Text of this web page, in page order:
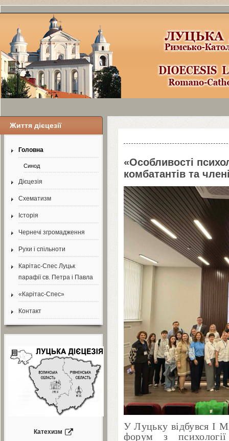
Життя дієцезії
Головна
Синод
Дієцезія
Схематизм
Історія
Чернечі згромадження
Рухи і спільноти
Карітас-Спес Луцьк
парафії св. Петра і Павла
«Карітас-Спес»
Контакт
Катехизм
«Особливості
комбатантів та
У Луцьку відбувся І
форум з психології